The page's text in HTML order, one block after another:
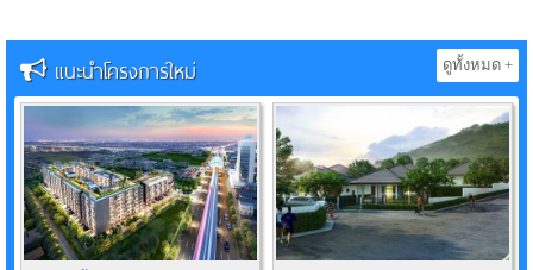
แนะนำโครงการใหม่ ดูทั้งหมด +